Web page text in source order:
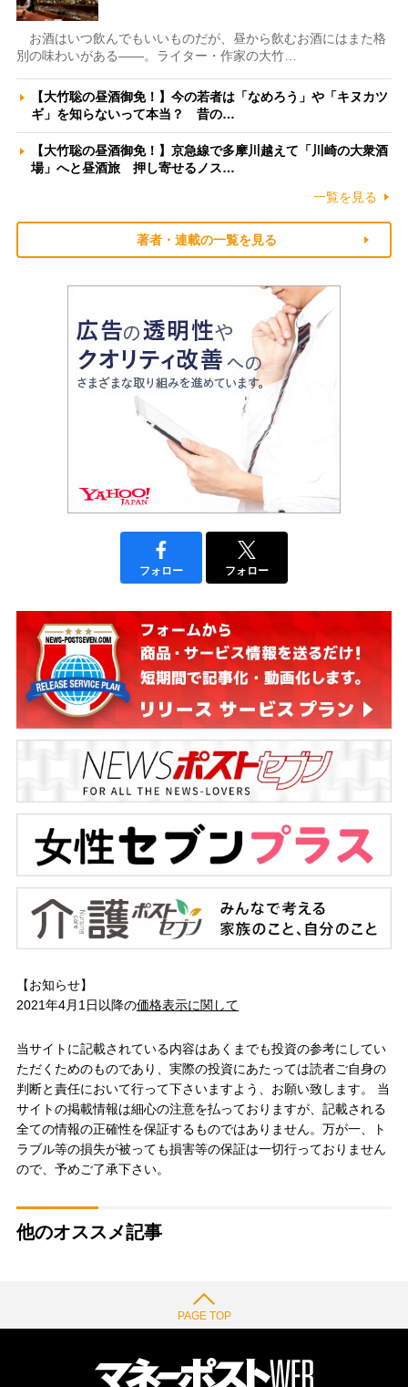
お酒はいつ飲んでもいいものだが、昼から飲むお酒にはまた格
別の味わいがある――。ライター・作家の大竹…
【大竹聡の昼酒御免！】今の若者は「なめろう」や「キヌカツ
ギ」を知らないって本当？ 昔の…
【大竹聡の昼酒御免！】京急線で多摩川越えて「川崎の大衆酒
場」へと昼酒旅 押し寄せるノス…
一覧を見る
著者・連載の一覧を見る
フォロー フォロー
【お知らせ】
2021年4月1日以降の価格表示に関して
当サイトに記載されている内容はあくまでも投資の参考にしてい
ただくためのものであり、実際の投資にあたっては読者ご自身の
判断と責任において行って下さいますよう、お願い致します。 当
サイトの掲載情報は細心の注意を払っておりますが、記載される
全ての情報の正確性を保証するものではありません。万が一、ト
ラブル等の損失が被っても損害等の保証は一切行っておりません
ので、予めご了承下さい。
他のオススメ記事
PAGE TOP